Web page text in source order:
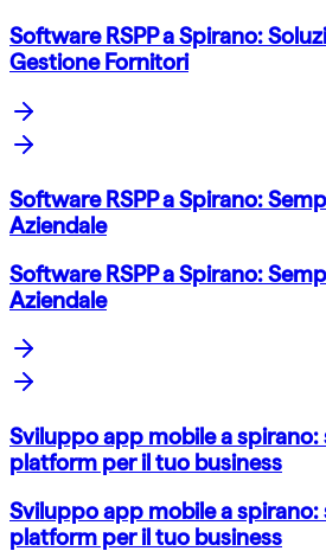
Software RSPP a Spirano:
Gestione Fornitori
Software RSPP a Spirano:
Aziendale
Software RSPP a Spirano:
Aziendale
Sviluppo app mobile a spirano:
platform per il tuo business
Sviluppo app mobile a spirano:
platform per il tuo business